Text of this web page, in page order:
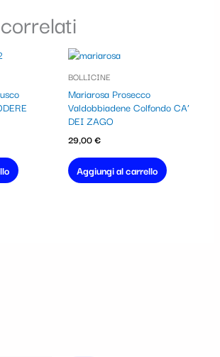
BOLLICINE
Mariarosa Prosecco
Valdobbiadene Colfondo CA’
DEI ZAGO
29,00€
Aggiungi al carrello